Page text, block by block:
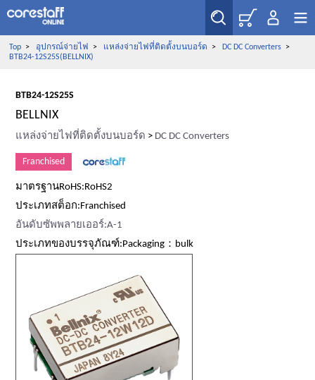
Top> อุปกรณ์จ่ายไฟ > แหล่งจ่ายไฟที่ติดตั้งบนบอร์ด > DC DC Converters>
BTB24-12S25S(BELLNIX)
BTB24-12S25S
BELLNIX
แหล่งจ่ายไฟที่ติดตั้งบนบอร์ด > DC DC Converters
Franchised
มาตรฐานRoHS:RoHS2
ประเภทสต็อก:Franchised
อันดับซัพพลายเออร์:A-1
ประเภทของบรรจุภัณฑ์:Packaging：bulk